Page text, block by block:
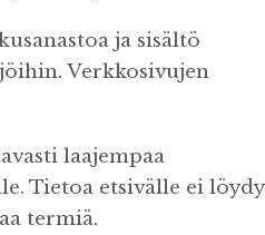
ja sisältö
Verkkosivujen
laajempaa
Tietoa etsivälle ei löydy
termiä.